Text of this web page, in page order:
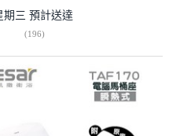
期三 預計送達
(196)